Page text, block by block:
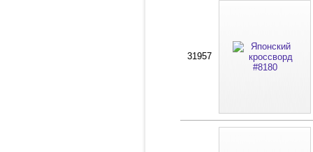
31957